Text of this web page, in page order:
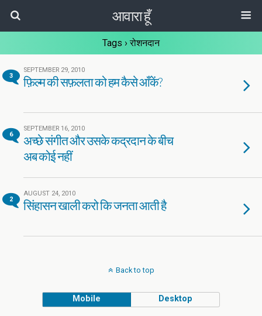
आवारा हूँ
Tags › रोशनदान
3
SEPTEMBER 29, 2010
फ़िल्म की सफ़लता को हम कैसे आँकें?
6
SEPTEMBER 16, 2010
अच्छे संगीत और उसके कद्रदान के बीच
अब कोई नहीं
2
AUGUST 24, 2010
सिंहासन खाली करो कि जनता आती है
Back to top
Mobile Desktop